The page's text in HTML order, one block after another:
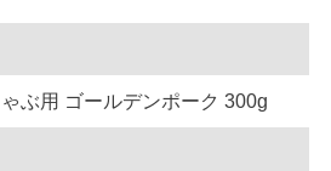
ぶ用 ゴールデンポーク 300g